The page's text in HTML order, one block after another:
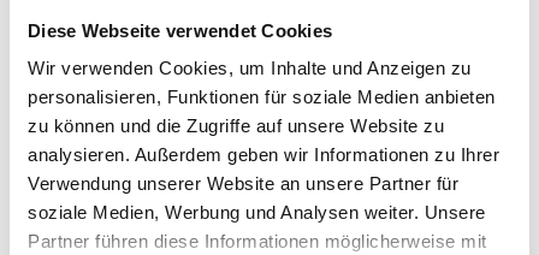
Diese Webseite verwendet Cookies
Wir verwenden Cookies, um Inhalte und Anzeigen zu
personalisieren, Funktionen für soziale Medien anbieten
zu können und die Zugriffe auf unsere Website zu
analysieren. Außerdem geben wir Informationen zu Ihrer
Verwendung unserer Website an unsere Partner für
soziale Medien, Werbung und Analysen weiter. Unsere
Partner führen diese Informationen möglicherweise mit
LANA
CANTINA GÖTZFRIED